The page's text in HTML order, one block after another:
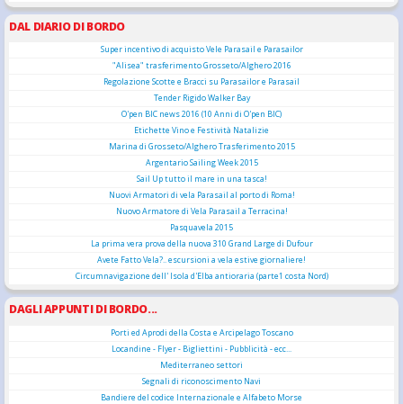
DAL DIARIO DI BORDO
Super incentivo di acquisto Vele Parasail e Parasailor
"Alisea" trasferimento Grosseto/Alghero 2016
Regolazione Scotte e Bracci su Parasailor e Parasail
Tender Rigido Walker Bay
O'pen BIC news 2016 (10 Anni di O'pen BIC)
Etichette Vino e Festività Natalizie
Marina di Grosseto/Alghero Trasferimento 2015
Argentario Sailing Week 2015
Sail Up tutto il mare in una tasca!
Nuovi Armatori di vela Parasail al porto di Roma!
Nuovo Armatore di Vela Parasail a Terracina!
Pasquavela 2015
La prima vera prova della nuova 310 Grand Large di Dufour
Avete Fatto Vela?.. escursioni a vela estive giornaliere!
Circumnavigazione dell' Isola d'Elba antioraria (parte1 costa Nord)
DAGLI APPUNTI DI BORDO...
Porti ed Aprodi della Costa e Arcipelago Toscano
Locandine - Flyer - Bigliettini - Pubblicità - ecc...
Mediterraneo settori
Segnali di riconoscimento Navi
Bandiere del codice Internazionale e Alfabeto Morse